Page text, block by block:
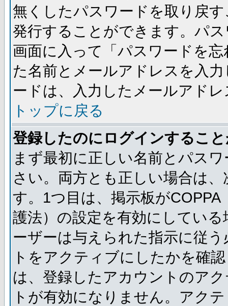
無くしたパスワードを取り戻
発行することができます。パ
画面に入って「パスワードを
た名前とメールアドレスを入
ードは、入力したメールアド
トップに戻る
登録したのにログインするこ
まず最初に正しい名前とパス
さい。両方とも正しい場合は
す。1つ目は、掲示板が
護法）の設定を有効にしてい
ーザーは与えられた指示に従
トをアクティブにしたかを確
は、登録したアカウントのア
トが有効になりません。アク